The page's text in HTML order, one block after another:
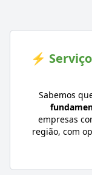
⚡
Sabemos
empresas
região, com